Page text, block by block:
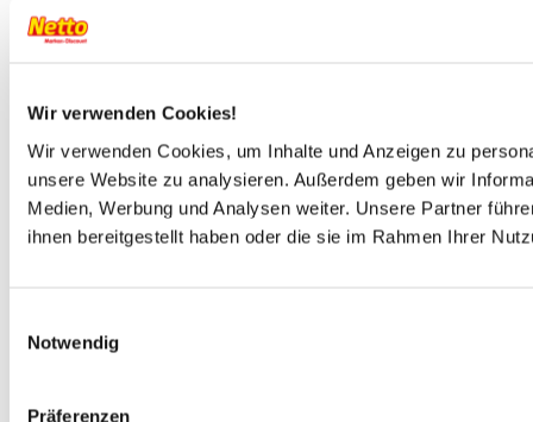
Wir verwenden Cookies!
Wir verwenden Cookies, um Inhalte und Anzeigen zu
unsere Website zu analysieren. Außerdem geben wir
Medien, Werbung und Analysen weiter. Unsere Partner
ihnen bereitgestellt haben oder die sie im Rahmen Ihrer
Notwendig
Präferenzen